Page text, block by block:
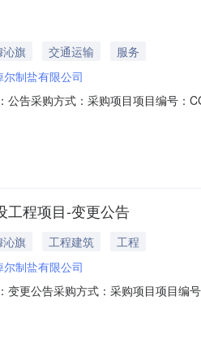
沁旗 交通运输
服务
制盐有限公司
告采购方式：采购项目项目编号
签章四、联系方式联系人：昝海超联
工程项目-变更公告
沁旗 工程建筑
工程
制盐有限公司
更公告采购方式：采购项目项目
蒙古锡林郭勒盟东乌珠穆沁旗西55